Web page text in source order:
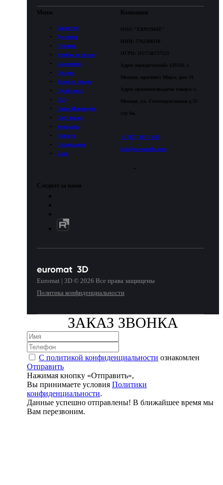
Меню
Гарантия
Доставка
Отзывы
Кэшбэк за отзыв
Самовывоз
Оплата
Возврат товара
Прайс-лист
FAQ
Наши Партнеры
Партнерам
Контакты
Новости
О компании
Блог
Компания
ООО "ЕВРОМАТ"
ИНН: 7702388210
ОГРН: 1157746737521
Адрес юридический: 129110, г.
Москва, проспект Мира, дом 31
Адрес приемки/выдачи товара: г.
Москва, ул. Скотопрогонная д 35
стр 6а.
+7 (977) 107-10-07
info@euromat3d.com
Следите за нами
Euromat | 3D © 2026 Все права защищены
Политика конфиденциальности
ЗАКАЗ ЗВОНКА
С политикой конфиденциальности ознакомлен
Отправить
Нажимая кнопку «Отправить»,
Вы принимаете условия Политики
конфиденциальности.
Данные успешно отправлены! В ближайшее время мы
Вам перезвоним.